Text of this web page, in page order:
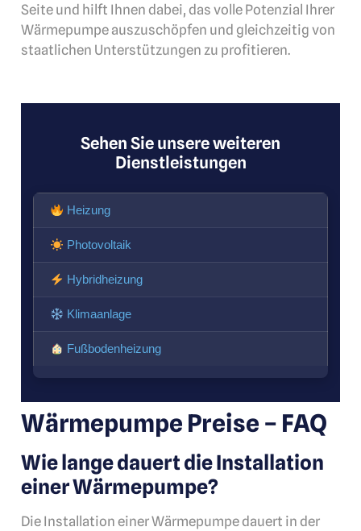
Seite und hilft Ihnen dabei, das volle Potenzial Ihrer
Wärmepumpe auszuschöpfen und gleichzeitig von
staatlichen Unterstützungen zu profitieren.
Sehen Sie unsere weiteren
Dienstleistungen
Heizung
Photovoltaik
Hybridheizung
Klimaanlage
Fußbodenheizung
Wärmepumpe Preise – FAQ
Wie lange dauert die Installation
einer Wärmepumpe?
Die Installation einer Wärmepumpe dauert in der